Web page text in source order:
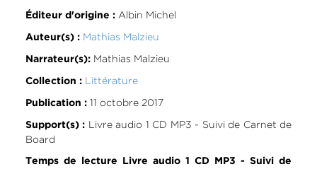
Éditeur d'origine :Albin Michel
Auteur(s) : Mathias Malzieu
Narrateur(s):Mathias Malzieu
Collection : Littérature
Publication :11 octobre 2017
Support(s) : Livre audio 1 CD MP3 - Suivi de Carnet de
Board
Temps de lecture Livre audio 1 CD MP3 - Suivi de